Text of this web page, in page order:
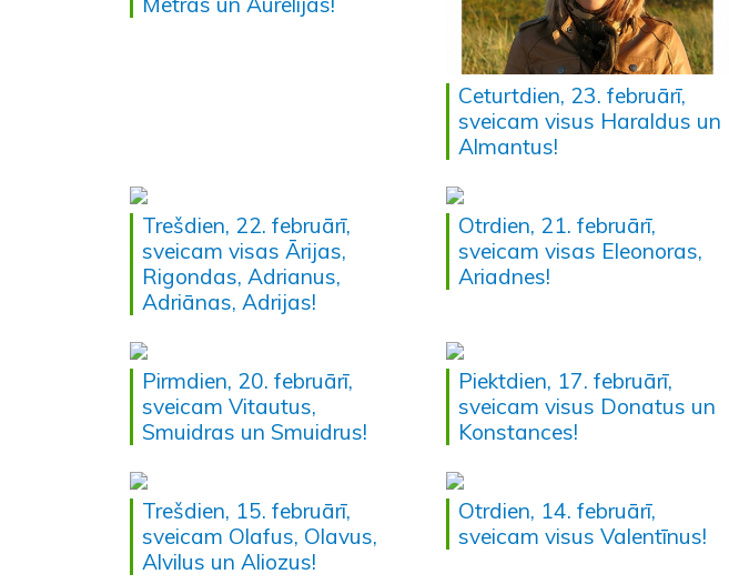
Ceturtdien, 23. februārī,
sveicam visus Haraldus un
Almantus!
Trešdien, 22. februārī,
sveicam visas Ārijas,
Rigondas, Adrianus,
Adriānas, Adrijas!
Otrdien, 21. februārī,
sveicam visas Eleonoras,
Ariadnes!
Pirmdien, 20. februārī,
sveicam Vitautus,
Smuidras un Smuidrus!
Piektdien, 17. februārī,
sveicam visus Donatus un
Konstances!
Trešdien, 15. februārī,
sveicam Olafus, Olavus,
Alvilus un Aliozus!
Otrdien, 14. februārī,
sveicam visus Valentīnus!